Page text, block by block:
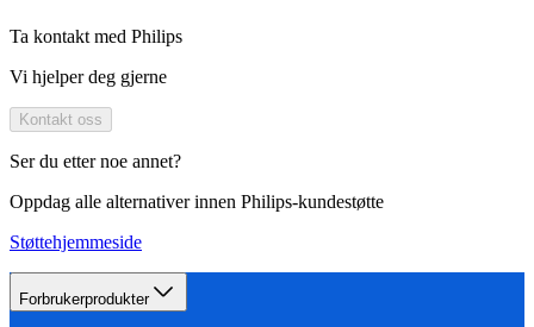
Ta kontakt med Philips
Vi hjelper deg gjerne
Kontakt oss
Ser du etter noe annet?
Oppdag alle alternativer innen Philips-kundestøtte
Støttehjemmeside
Forbrukerprodukter